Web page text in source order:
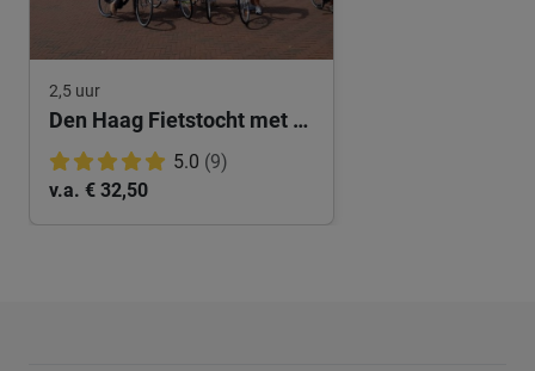
2,5 uur
Den Haag Fietstocht met Privégids
5.0 (9)
v.a. € 32,50